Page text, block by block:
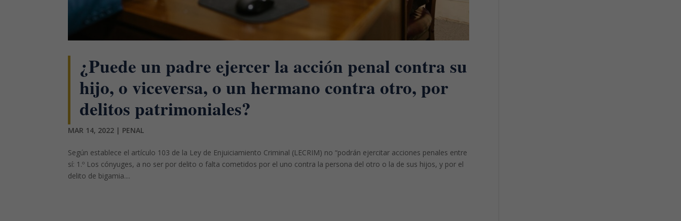
¿Puede un padre ejercer la acción penal contra su
hijo, o viceversa, o un hermano contra otro, por
delitos patrimoniales?
MAR 14, 2022 | PENAL
Según establece el artículo 103 de la Ley de Enjuiciamiento Criminal (LECRIM) no “podrán ejercitar acciones penales entre
sí: 1.º Los cónyuges, a no ser por delito o falta cometidos por el uno contra la persona del otro o la de sus hijos, y por el
delito de bigamia....